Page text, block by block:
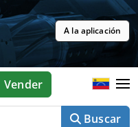
A la aplicación
Buscar
Vender